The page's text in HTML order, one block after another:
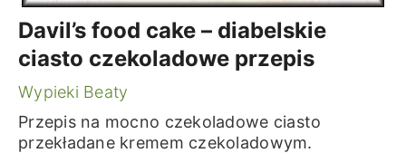
Davil’s food cake – diabelskie
ciasto czekoladowe przepis
Wypieki Beaty
Przepis na mocno czekoladowe ciasto
przekładane kremem czekoladowym.